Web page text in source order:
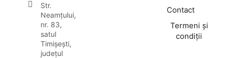
Str.
Neamțului,
nr. 83,
satul
Timișești,
județul
Contact
Termeni și
condiții